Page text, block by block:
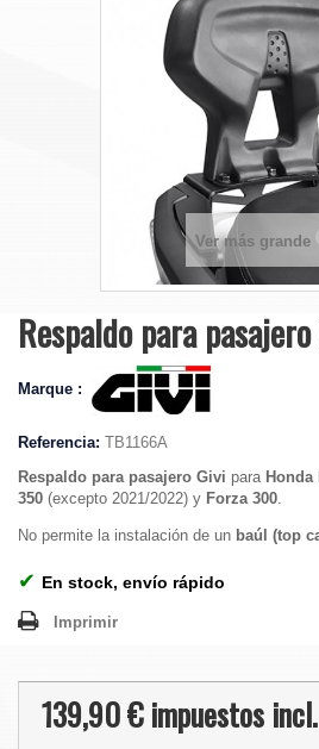
Ver más grande
Respaldo para
Marque :
Referencia: TB1166A
Respaldo para pasajero Givi para Honda
350 (excepto 2021/2022) y Forza 300.
No permite la instalación de un baúl (top
✔ En stock, envío rápido
Imprimir
139,90 €impuestos incl.